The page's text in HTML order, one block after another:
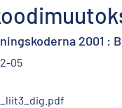
2001 :
05